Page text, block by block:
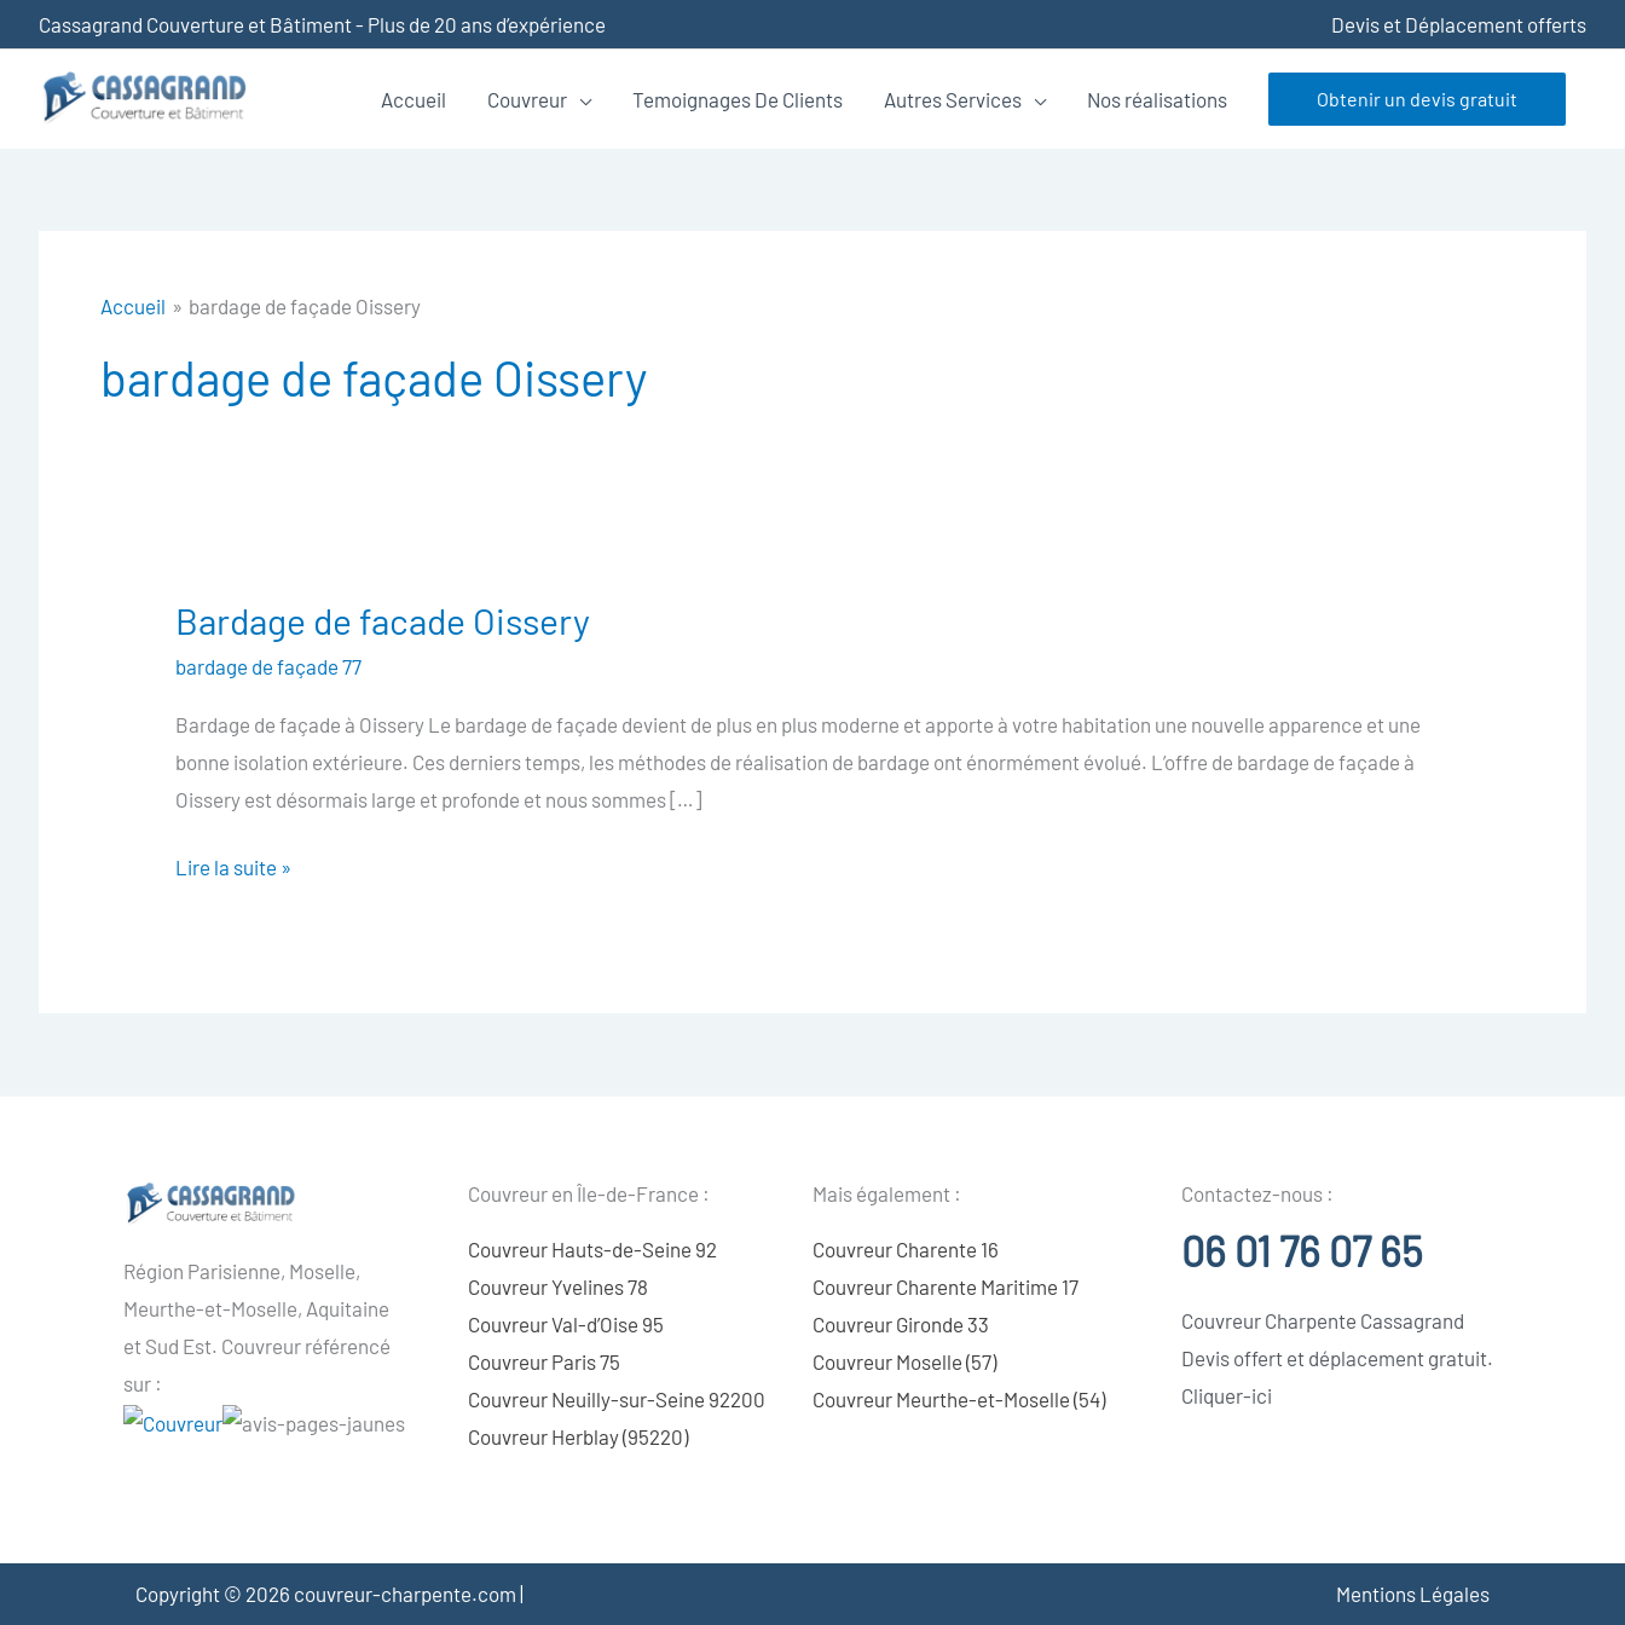
au
contenu
Cassagrand Couverture et Bâtiment - Plus de 20 ans d’expérience Devis et Déplacement offerts
Accueil Couvreur Temoignages De Clients Autres Services Nos réalisations Obtenir un devis gratuit
Accueil bardage de façade Oissery
bardage de façade Oissery
Bardage de facade Oissery
bardage de façade 77
Bardage de façade à Oissery Le bardage de façade devient de plus en plus moderne et apporte à votre habitation une nouvelle apparence et une
bonne isolation extérieure. Ces derniers temps, les méthodes de réalisation de bardage ont énormément évolué. L’offre de bardage de façade à
Oissery est désormais large et profonde et nous sommes […]
Bardage
Oissery
Lire la suite »
Région Parisienne, Moselle,
Meurthe-et-Moselle, Aquitaine
et Sud Est. Couvreur référencé
sur :
Couvreur en Île-de-France :
Couvreur Hauts-de-Seine 92
Couvreur Yvelines 78
Couvreur Val-d’Oise 95
Couvreur Paris 75
Couvreur Neuilly-sur-Seine 92200
Couvreur Herblay (95220)
Mais également :
Couvreur Charente 16
Couvreur Charente Maritime 17
Couvreur Gironde 33
Couvreur Moselle (57)
Couvreur Meurthe-et-Moselle (54)
Contactez-nous :
06 01 76 07 65
Couvreur Charpente Cassagrand
Devis offert et déplacement gratuit.
Cliquer-ici
Copyright © 2026 couvreur-charpente.com | Mentions Légales